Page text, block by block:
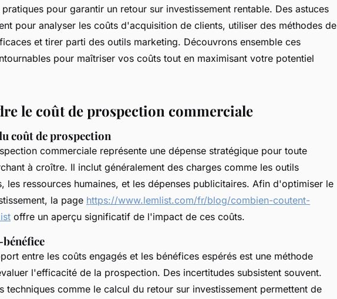
pour garantir un retour sur investissement rentable. Des astuces
pour analyser les coûts d'acquisition de clients, utiliser des méthodes de
et tirer parti des outils marketing. Découvrons ensemble ces
pour maîtriser vos coûts tout en maximisant votre potentiel
le coût de prospection commerciale
coût de prospection
commerciale représente une dépense stratégique pour toute
à croître. Il inclut généralement des charges comme les outils
les ressources humaines, et les dépenses publicitaires. Afin d'optimiser le
la page https://www.lemlist.com/fr/blog/combien-coutent-
offre un aperçu significatif de l'impact de ces coûts.
entre les coûts engagés et les bénéfices espérés est une méthode
l'efficacité de la prospection. Des incertitudes subsistent souvent.
techniques comme le calcul du retour sur investissement permettent de